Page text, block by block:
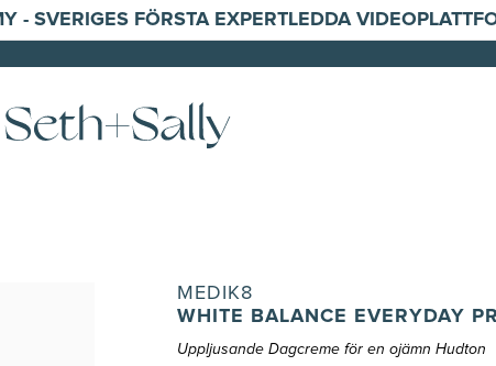
- SVERIGES FÖRSTA EXPERTLEDDA
MEDIK8
WHITE BALANCE EVERYDAY
Uppljusande Dagcreme för en ojämn Hudton